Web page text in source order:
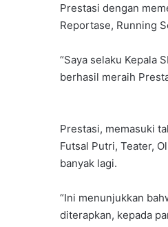
Prestasi dengan
Reportase, Running
“Saya selaku Kepala
berhasil meraih
Prestasi, memasuki
Futsal Putri, Teater,
banyak lagi.
“Ini menunjukkan
diterapkan, kepada